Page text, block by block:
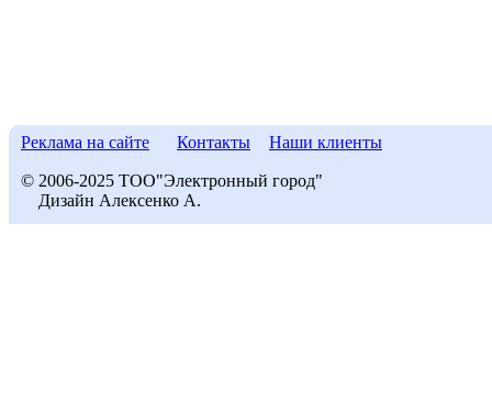
Реклама на сайте Контакты Наши клиенты
© 2006-2025 ТОО"Электронный город"
Дизайн Алексенко А.